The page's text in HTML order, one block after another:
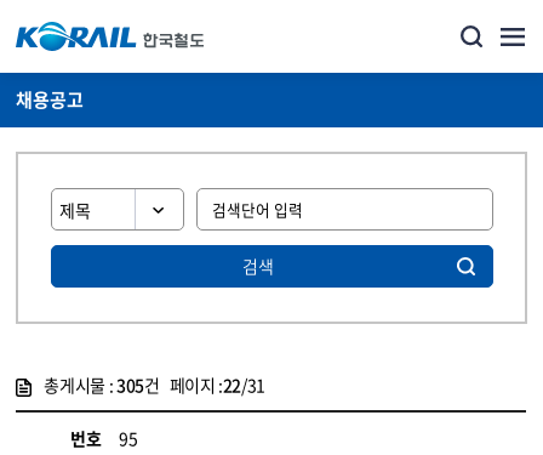
채용공고
검색
총게시물 :305건 페이지 :22/31
번호
95